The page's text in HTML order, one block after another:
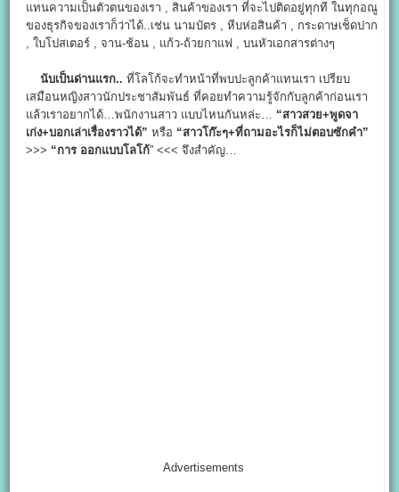
แทนความเป็นตัวตนของเรา , สินค้าของเรา ที่จะไปติดอยู่ทุกที ในทุกอณู
ของธุรกิจของเราก็ว่าได้..เช่น นามบัตร , หีบห่อสินค้า , กระดาษเช็ดปาก
, ใบโปสเตอร์ , จาน-ช้อน , แก้ว-ถ้วยกาแฟ , บนหัวเอกสารต่างๆ
นับเป็นด่านแรก.. ที่โลโก้จะทำหน้าที่พบปะลูกค้าแทนเรา เปรียบ
เสมือนหญิงสาวนักประชาสัมพันธ์ ที่คอยทำความรู้จักกับลูกค้าก่อนเรา
แล้วเราอยากได้…พนักงานสาว แบบไหนกันหล่ะ… “สาวสวย+พูดจา
เก่ง+บอกเล่าเรื่องราวได้” หรือ “สาวโก๊ะๆ+ที่ถามอะไรก็ไม่ตอบซักคำ”
>>> “การ ออกแบบโลโก้” <<< จึงสำคัญ…
Advertisements